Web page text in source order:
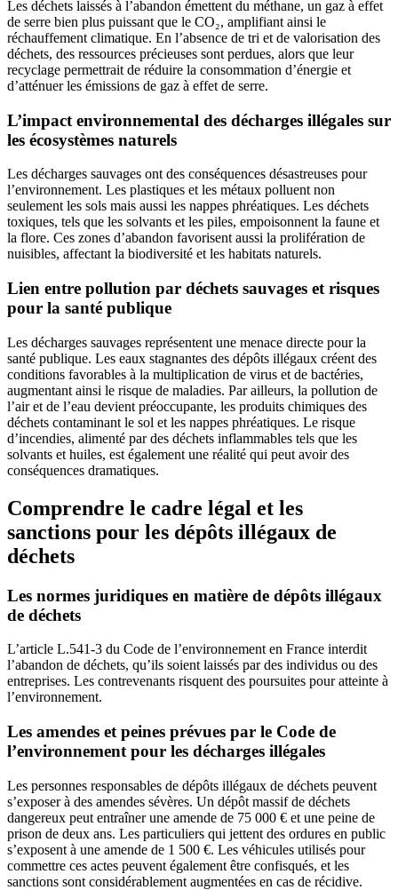
Les déchets laissés à l’abandon émettent du méthane, un gaz à effet
de serre bien plus puissant que le CO₂, amplifiant ainsi le
réchauffement climatique. En l’absence de tri et de valorisation des
déchets, des ressources précieuses sont perdues, alors que leur
recyclage permettrait de réduire la consommation d’énergie et
d’atténuer les émissions de gaz à effet de serre.
L’impact environnemental des décharges illégales sur
les écosystèmes naturels
Les décharges sauvages ont des conséquences désastreuses pour
l’environnement. Les plastiques et les métaux polluent non
seulement les sols mais aussi les nappes phréatiques. Les déchets
toxiques, tels que les solvants et les piles, empoisonnent la faune et
la flore. Ces zones d’abandon favorisent aussi la prolifération de
nuisibles, affectant la biodiversité et les habitats naturels.
Lien entre pollution par déchets sauvages et risques
pour la santé publique
Les décharges sauvages représentent une menace directe pour la
santé publique. Les eaux stagnantes des dépôts illégaux créent des
conditions favorables à la multiplication de virus et de bactéries,
augmentant ainsi le risque de maladies. Par ailleurs, la pollution de
l’air et de l’eau devient préoccupante, les produits chimiques des
déchets contaminant le sol et les nappes phréatiques. Le risque
d’incendies, alimenté par des déchets inflammables tels que les
solvants et huiles, est également une réalité qui peut avoir des
conséquences dramatiques.
Comprendre le cadre légal et les
sanctions pour les dépôts illégaux de
déchets
Les normes juridiques en matière de dépôts illégaux
de déchets
L’article L.541-3 du Code de l’environnement en France interdit
l’abandon de déchets, qu’ils soient laissés par des individus ou des
entreprises. Les contrevenants risquent des poursuites pour atteinte à
l’environnement.
Les amendes et peines prévues par le Code de
l’environnement pour les décharges illégales
Les personnes responsables de dépôts illégaux de déchets peuvent
s’exposer à des amendes sévères. Un dépôt massif de déchets
dangereux peut entraîner une amende de 75 000 € et une peine de
prison de deux ans. Les particuliers qui jettent des ordures en public
s’exposent à une amende de 1 500 €. Les véhicules utilisés pour
commettre ces actes peuvent également être confisqués, et les
sanctions sont considérablement augmentées en cas de récidive.